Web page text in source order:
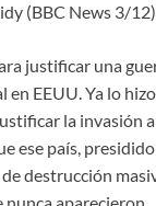
(BBC News 3/
justificar una
EEUU. Ya lo
la invasión
ese país,
destrucción